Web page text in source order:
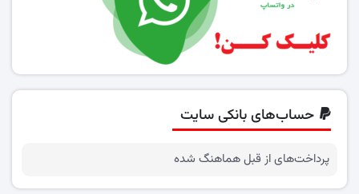
حساب‌های بانکی سایت
پرداخت‌های از قبل هماهنگ شده